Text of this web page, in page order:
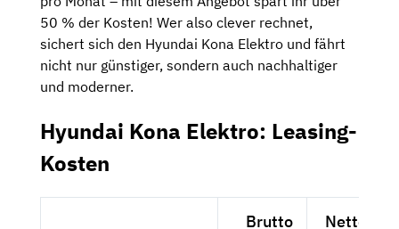
50 % der Kosten! Wer also clever rechnet,
sichert sich den Hyundai Kona Elektro und fährt
nicht nur günstiger, sondern auch nachhaltiger
und moderner.
Hyundai Kona Elektro: Leasing-
Kosten
Brutto Netto